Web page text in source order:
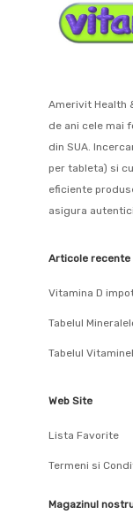
Amerivit Health
de ani cele mai
din SUA.
per tableta) si
eficiente
asigura
Articole recente
Vitamina D
Tabelul
Tabelul
Web Site
Lista Favorite
Termeni si
Magazinul